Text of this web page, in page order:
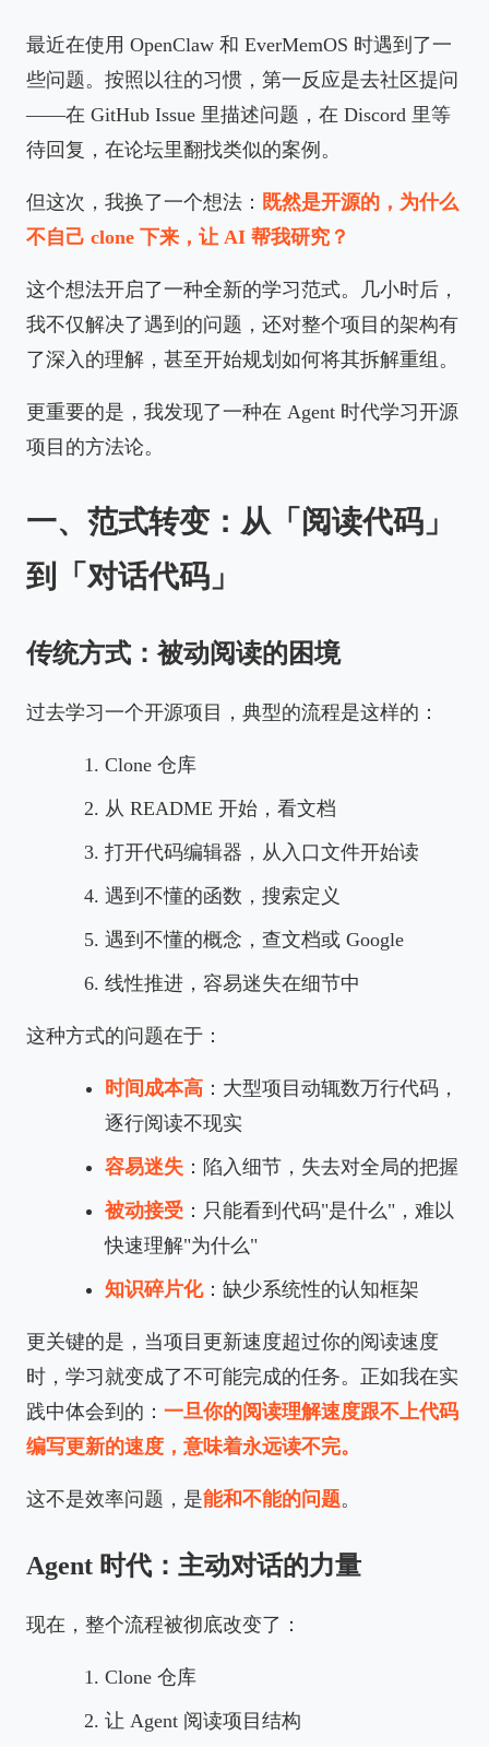
最近在使用 OpenClaw 和 EverMemOS 时遇到了一
些问题。按照以往的习惯，第一反应是去社区提问
——在 GitHub Issue 里描述问题，在 Discord 里等
待回复，在论坛里翻找类似的案例。
但这次，我换了一个想法： 既然是开源的，为什么
不自己 clone 下来，让 AI 帮我研究？
这个想法开启了一种全新的学习范式。几小时后，
我不仅解决了遇到的问题，还对整个项目的架构有
了深入的理解，甚至开始规划如何将其拆解重组。
更重要的是，我发现了一种在 Agent 时代学习开源
项目的方法论。
一、范式转变：从「阅读代码」
到「对话代码」
传统方式：被动阅读的困境
过去学习一个开源项目，典型的流程是这样的：
Clone 仓库
从 README 开始，看文档
打开代码编辑器，从入口文件开始读
遇到不懂的函数，搜索定义
遇到不懂的概念，查文档或 Google
线性推进，容易迷失在细节中
这种方式的问题在于：
时间成本高 ：大型项目动辄数万行代码，
逐行阅读不现实
容易迷失 ：陷入细节，失去对全局的把握
被动接受 ：只能看到代码"是什么"，难以
快速理解"为什么"
知识碎片化：缺少系统性的认知框架
更关键的是，当项目更新速度超过你的阅读速度
时，学习就变成了不可能完成的任务。正如我在实
践中体会到的： 一旦你的阅读理解速度跟不上代码
编写更新的速度，意味着永远读不完。
这不是效率问题，是能和不能的问题。
Agent 时代：主动对话的力量
现在，整个流程被彻底改变了：
Clone 仓库
让 Agent 阅读项目结构